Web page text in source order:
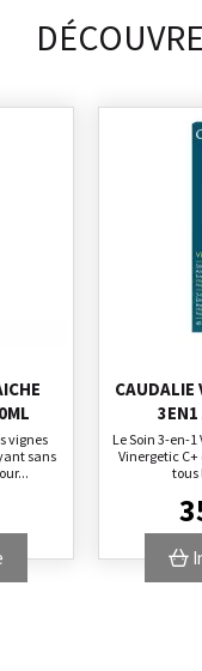
vignes
sans
CAUDALIE
Le Soin 3-en-
Vinergetic
tous